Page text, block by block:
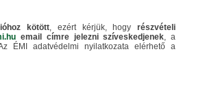
kötött, ezért kérjük, hogyrészvételi
email címre jelezni szíveskedjenek, a
ÉMI adatvédelmi nyilatkozata elérhető a